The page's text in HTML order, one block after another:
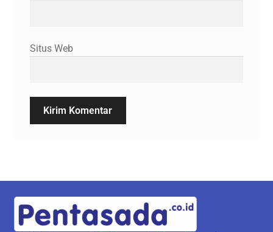
Situs Web